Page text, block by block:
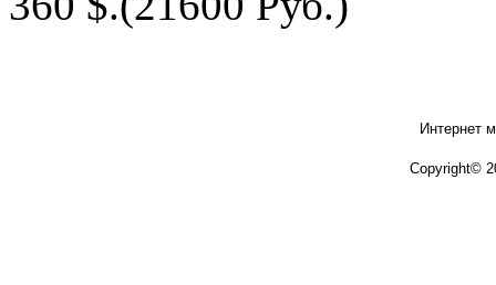
Интернет
Copyright©